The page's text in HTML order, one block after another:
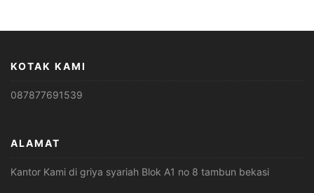
KOTAK KAMI
087877691539
ALAMAT
Kantor Kami di griya syariah Blok A1 no 8 tambun bekasi